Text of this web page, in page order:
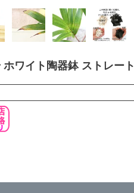
ホワイト陶器鉢 ストレート